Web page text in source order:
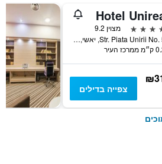
Hotel
מצוין 9.2
Str. Piata Unirii No. 5, יאשי, רומניה
העיר
צפייה בדילים